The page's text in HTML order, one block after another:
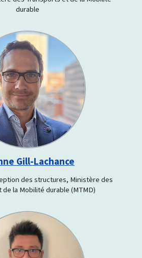
durable
Gill-Lachance
des structures, Ministère des
la Mobilité durable (MTMD)